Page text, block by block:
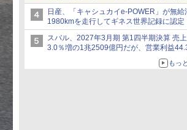
が解説
日産、「キャシュカイe-POWER」が無給
1980kmを走行してギネス世界記録に認定
スバル、2027年3月期 第1四半期決算 売
3.0％増の1兆2509億円だが、営業利益
の426億円、当期利益10.3％減の492億円
もっ